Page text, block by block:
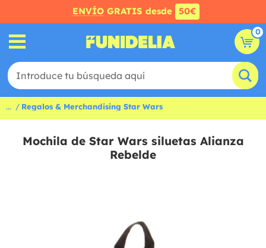
ENVÍO GRATIS desde 50€
0
... Regalos & Merchandising Star Wars
Mochila de Star Wars siluetas Alianza
Rebelde